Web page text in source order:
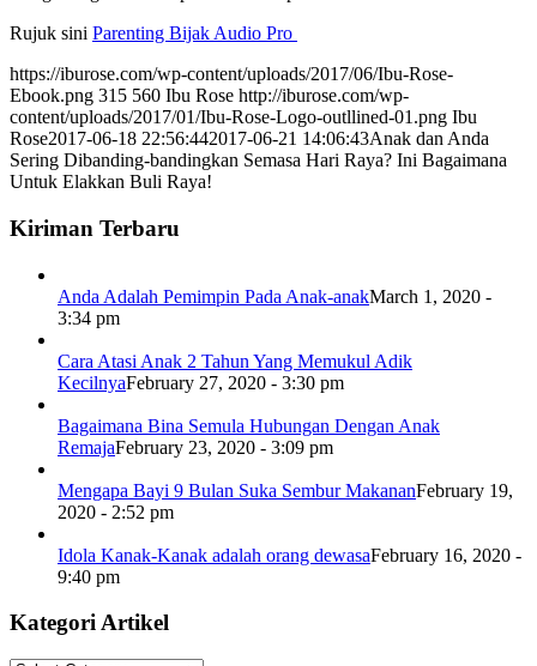
Rujuk sini Parenting Bijak Audio Pro
https://iburose.com/wp-content/uploads/2017/06/Ibu-Rose-
Ebook.png 315 560 Ibu Rose http://iburose.com/wp-
content/uploads/2017/01/Ibu-Rose-Logo-outllined-01.png Ibu
Rose2017-06-18 22:56:442017-06-21 14:06:43Anak dan Anda
Sering Dibanding-bandingkan Semasa Hari Raya? Ini Bagaimana
Untuk Elakkan Buli Raya!
Kiriman Terbaru
Anda Adalah Pemimpin Pada Anak-anakMarch 1, 2020 -
3:34 pm
Cara Atasi Anak 2 Tahun Yang Memukul Adik
KecilnyaFebruary 27, 2020 - 3:30 pm
Bagaimana Bina Semula Hubungan Dengan Anak
RemajaFebruary 23, 2020 - 3:09 pm
Mengapa Bayi 9 Bulan Suka Sembur MakananFebruary 19,
2020 - 2:52 pm
Idola Kanak-Kanak adalah orang dewasaFebruary 16, 2020 -
9:40 pm
Kategori Artikel